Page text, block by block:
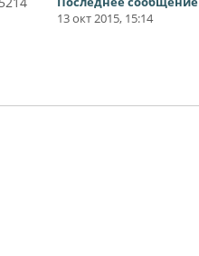
13 окт 2015, 15:14